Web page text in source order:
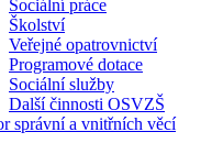
Sociální práce
Školství
Veřejné opatrovnictví
Programové dotace
Sociální služby
Další činnosti OSVZŠ
správní a vnitřních věcí